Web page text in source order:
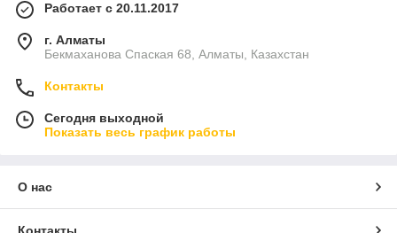
Работает с 20.11.2017
г. Алматы
Бекмаханова Спаская 68, Алматы, Казахстан
Контакты
Сегодня выходной
Показать весь график работы
О нас